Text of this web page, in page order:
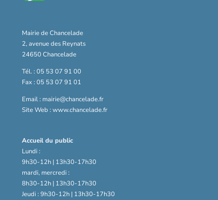
Mairie de Chancelade
2, avenue des Reynats
24650 Chancelade
Tél. : 05 53 07 91 00
Fax : 05 53 07 91 01
Email : mairie@chancelade.fr
Site Web : www.chancelade.fr
Accueil du public
Lundi :
9h30-12h | 13h30-17h30
mardi, mercredi :
8h30-12h | 13h30-17h30
Jeudi : 9h30-12h | 13h30-17h30